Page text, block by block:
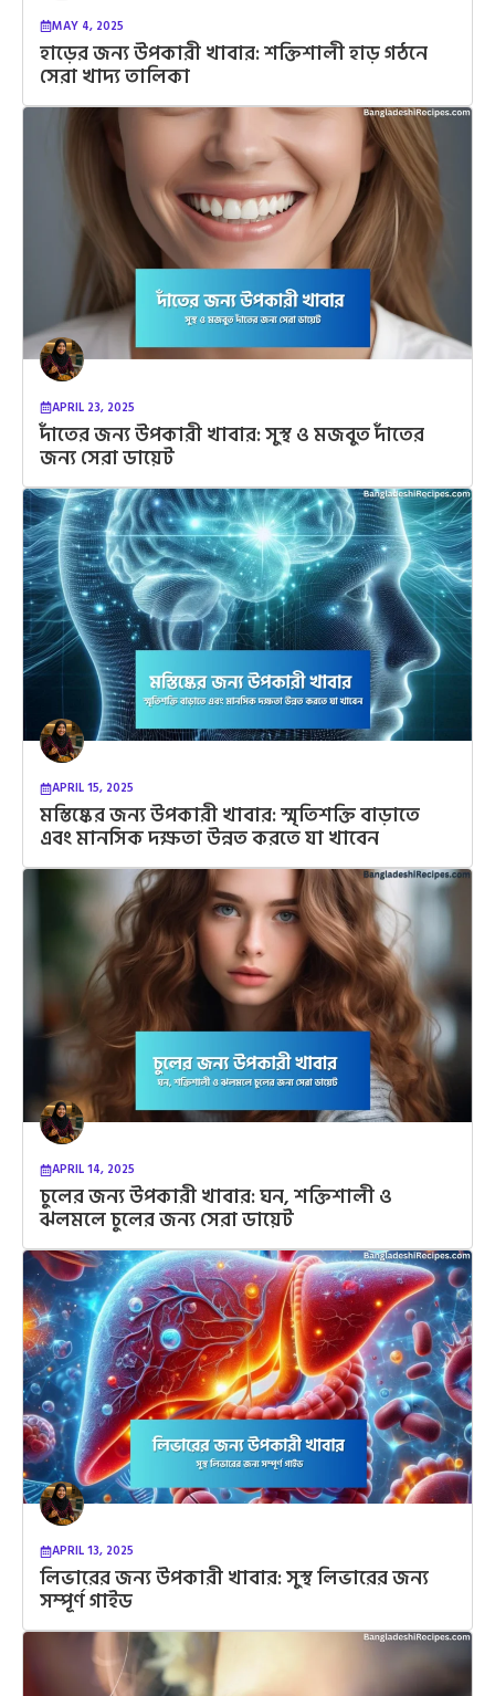
MAY 4, 2025
হাড়ের জন্য উপকারী খাবার: শক্তিশালী হাড় গঠনে
সেরা খাদ্য তালিকা
APRIL 23, 2025
দাঁতের জন্য উপকারী খাবার: সুস্থ ও মজবুত দাঁতের
জন্য সেরা ডায়েট
APRIL 15, 2025
মস্তিষ্কের জন্য উপকারী খাবার: স্মৃতিশক্তি বাড়াতে
এবং মানসিক দক্ষতা উন্নত করতে যা খাবেন
APRIL 14, 2025
চুলের জন্য উপকারী খাবার: ঘন, শক্তিশালী ও
ঝলমলে চুলের জন্য সেরা ডায়েট
APRIL 13, 2025
লিভারের জন্য উপকারী খাবার: সুস্থ লিভারের জন্য
সম্পূর্ণ গাইড